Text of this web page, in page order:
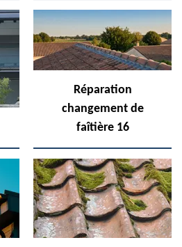
Réparation
changement de
faîtière 16